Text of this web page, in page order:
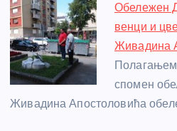
Обележен
венци и
Живадина
спомен
Живадина Апостоловића